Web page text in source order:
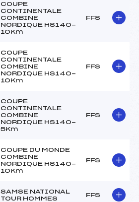
COUPE
CONTINENTALE
COMBINE
NORDIQUE HS140-
10Km
FFS
COUPE
CONTINENTALE
COMBINE
NORDIQUE HS140-
10Km
FFS
COUPE
CONTINENTALE
COMBINE
NORDIQUE HS140-
5Km
FFS
COUPE DU MONDE
COMBINE
NORDIQUE HS140-
10Km
FFS
SAMSE NATIONAL
TOUR HOMMES
FFS